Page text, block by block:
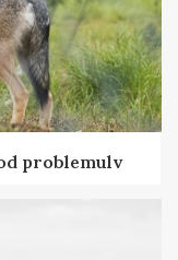
problemulv